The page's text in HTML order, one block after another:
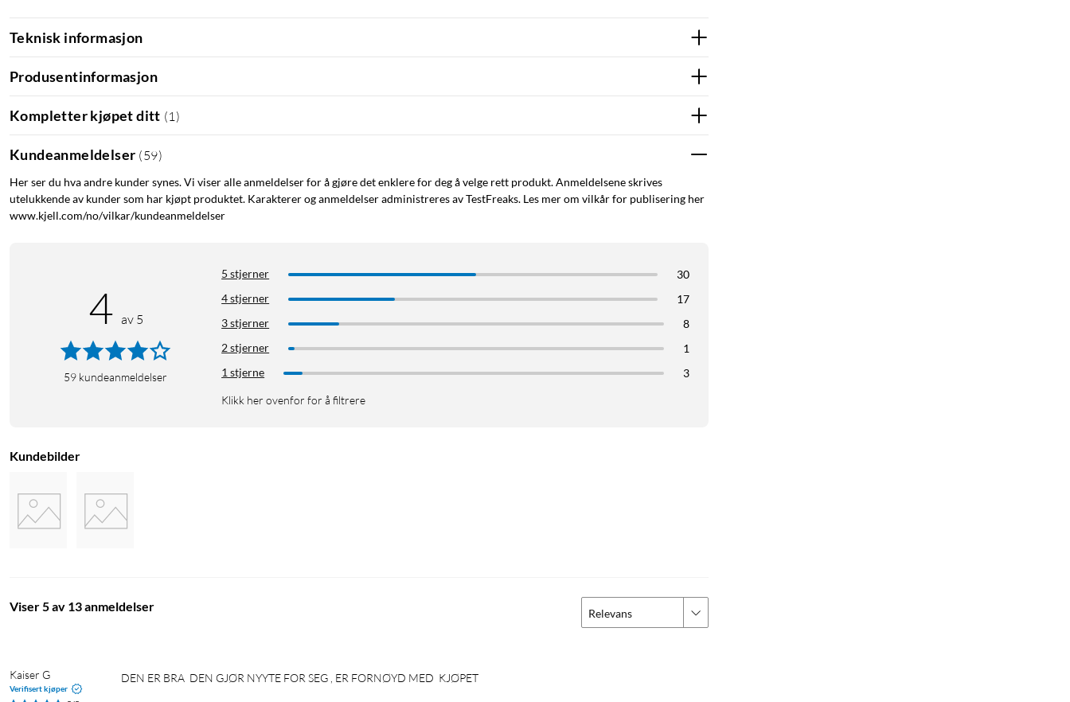
Teknisk informasjon
Produsentinformasjon
Kompletter kjøpet ditt (1 )
Kundeanmeldelser (59)
Her ser du hva andre kunder synes. Vi viser alle anmeldelser for å gjøre det enklere for deg å velge rett produkt. Anmeldelsene skrives
utelukkende av kunder som har kjøpt produktet. Karakterer og anmeldelser administreres av TestFreaks. Les mer om vilkår for publisering her
www.kjell.com/no/vilkar/kundeanmeldelser
4 av 5
59 kundeanmeldelser
5 stjerner
30
4 stjerner
17
3 stjerner
8
2 stjerner
1
1 stjerne
3
Klikk her ovenfor for å filtrere
Kundebilder
Viser 5 av 13 anmeldelser Relevans
Kaiser G
Verifisert kjøper
DEN ER BRA  DEN GJØR NYYTE FOR SEG , ER FORNØYD MED  KJØPET